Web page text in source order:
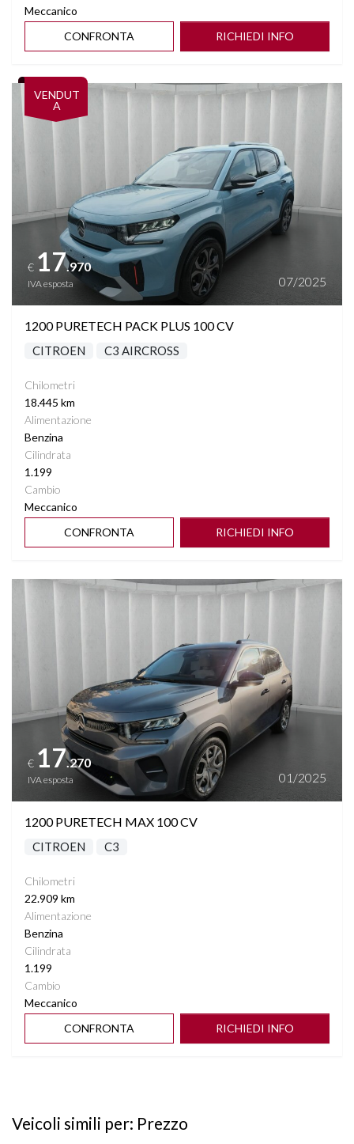
Meccanico
CONFRONTA
RICHIEDI INFO
VENDUT
A
Vedi dettagli
€ 17.970
IVA esposta 07/2025
1200 PURETECH PACK PLUS 100 CV
CITROEN C3 AIRCROSS
Chilometri
18.445 km
Alimentazione
Benzina
Cilindrata
1.199
Cambio
Meccanico
CONFRONTA
RICHIEDI INFO
Vedi dettagli
€ 17.270
IVA esposta 01/2025
1200 PURETECH MAX 100 CV
CITROEN C3
Chilometri
22.909 km
Alimentazione
Benzina
Cilindrata
1.199
Cambio
Meccanico
CONFRONTA
RICHIEDI INFO
Veicoli simili per: Prezzo